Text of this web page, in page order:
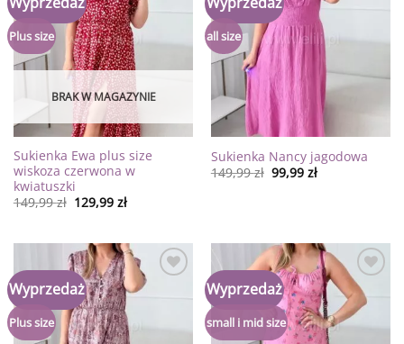
Plus size
BRAK W MAGAZYNIE
Sukienka Ewa plus size
wiskoza czerwona w
kwiatuszki
149,99zł 129,99 zł
all size
Sukienka Nancy jagodowa
149,99zł 99,99 zł
Wyprzedaż
Plus size
Wyprzedaż
small i mid size
Dodaj
do
listy
życzeń